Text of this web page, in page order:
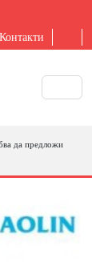
Контакти
да предложи